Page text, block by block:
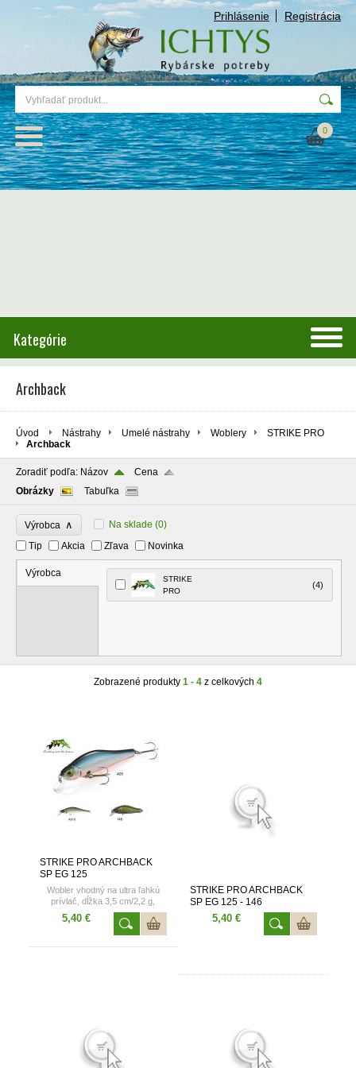
Prihlásenie Registrácia
0
Kategórie
Archback
Úvod Nástrahy Umelé nástrahy Woblery
STRIKE PRO
Archback
Zoradiť podľa: Názov
Cena
Obrázky
Tabuľka
Výrobca ∧ Na sklade (0)
Tip
Akcia Zľava Novinka
Výrobca
STRIKE
PRO
(4)
Zobrazené produkty 1 - 4 z celkových 4
STRIKE PRO ARCHBACK
SP EG 125
Wobler vhodný na ultra ľahkú
prívlač, dĺžka 3,5 cm/2,2 g,
prehnutý chrbát woblera, hrkacie
guličky. Dostupné vo viacerých
farebných prevedeniach.
5,40 €
STRIKE PRO ARCHBACK
SP EG 125 - 146
5,40 €